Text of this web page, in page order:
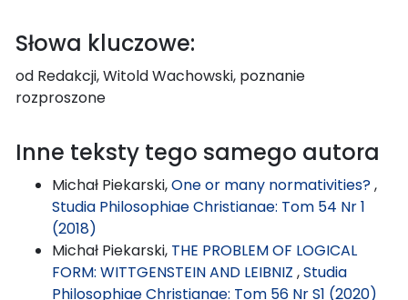
Słowa kluczowe:
od Redakcji, Witold Wachowski, poznanie
rozproszone
Inne teksty tego samego autora
Michał Piekarski,One or many normativities?,
Studia Philosophiae Christianae: Tom 54 Nr 1
(2018)
Michał Piekarski, THE PROBLEM OF LOGICAL
FORM: WITTGENSTEIN AND LEIBNIZ ,Studia
Philosophiae Christianae: Tom 56 Nr S1 (2020)